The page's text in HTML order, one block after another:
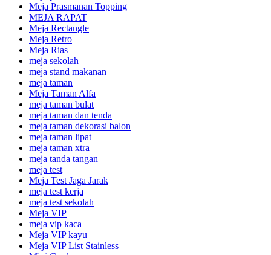
Meja Prasmanan Topping
MEJA RAPAT
Meja Rectangle
Meja Retro
Meja Rias
meja sekolah
meja stand makanan
meja taman
Meja Taman Alfa
meja taman bulat
meja taman dan tenda
meja taman dekorasi balon
meja taman lipat
meja taman xtra
meja tanda tangan
meja test
Meja Test Jaga Jarak
meja test kerja
meja test sekolah
Meja VIP
meja vip kaca
Meja VIP kayu
Meja VIP List Stainless